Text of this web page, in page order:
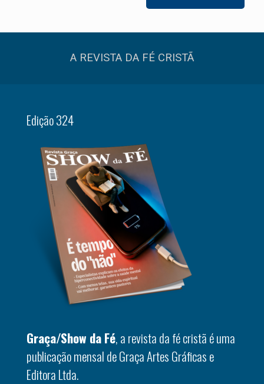
A REVISTA DA FÉ CRISTÃ
Edição 324
Graça/Show da Fé, a revista da fé cristã é uma
publicação mensal de Graça Artes Gráficas e
Editora Ltda.